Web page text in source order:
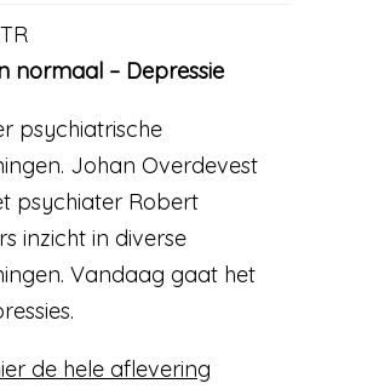
normaal – Depressie
psychiatrische
Johan Overdevest
psychiater Robert
inzicht in diverse
Vandaag gaat het
de hele aflevering